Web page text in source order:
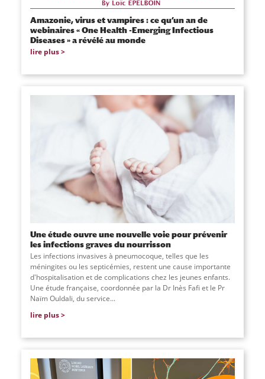
Amazonie, virus et vampires : ce qu’un an de
webinaires « One Health -Emerging Infectious
Diseases » a révélé au monde
lire plus
Une étude ouvre une nouvelle voie pour prévenir
les infections graves du nourrisson
Les infections invasives à pneumocoque, telles que les
méningites ou les septicémies, restent une cause importante
d'hospitalisation et de complications chez les jeunes enfants.
Une étude française, coordonnée par la Dr Inès Fafi et le Pr
Naïm Ouldali, du service...
lire plus